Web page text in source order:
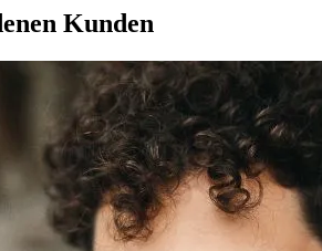
Kunden